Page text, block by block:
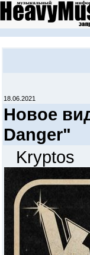
18.06.2021
Новое
Danger"
Kryptos